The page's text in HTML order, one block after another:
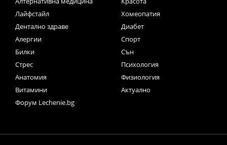
Лайфстайл
Хомеопатия
Дентално здраве
Диабет
Алергии
Спорт
Билки
Сън
Стрес
Психология
Анатомия
Физиология
Витамини
Актуално
Форум Lechenie.bg